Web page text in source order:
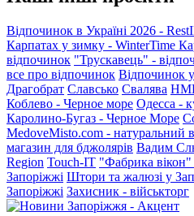
Відпочинок в Україні 2026 -
Карпатах у зимку - WinterTime
відпочинок "Трускавець" -
все про відпочинок Відпочинок
Драгобрат Славсько Свалява
Коблево - Черное море Одесса -
Каролино-Бугаз - Черное Море
MedoveMisto.com - натуральний
магазин для бджолярів Вадим
Region Touch-IT "Фабрика вікон"
Запоріжжі Штори та жалюзі у
Запоріжжі Захисник - військторг